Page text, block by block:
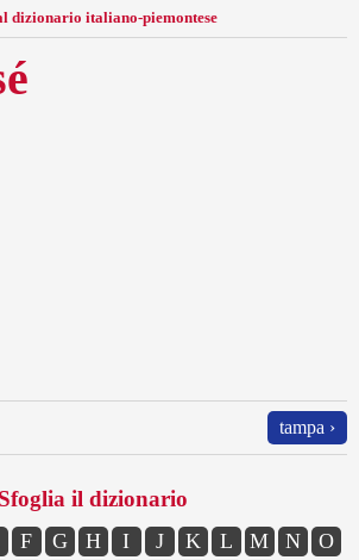
dizionario italiano-piemontese
tampa ›
Sfoglia il dizionario
F G H I J K L M N
O